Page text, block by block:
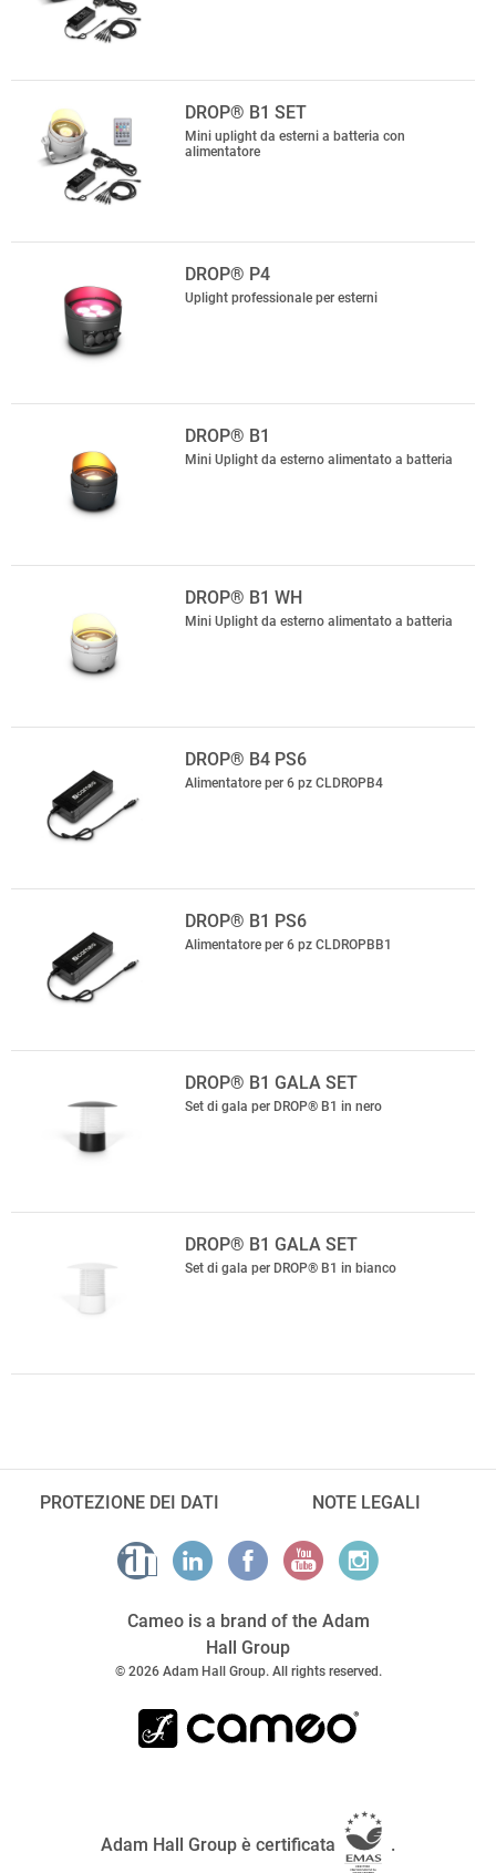
DROP® B1 SET
Mini uplight da esterni a batteria con
alimentatore
DROP® P4
Uplight professionale per esterni
DROP® B1
Mini Uplight da esterno alimentato a batteria
DROP® B1 WH
Mini Uplight da esterno alimentato a batteria
DROP® B4 PS6
Alimentatore per 6 pz CLDROPB4
DROP® B1 PS6
Alimentatore per 6 pz CLDROPBB1
DROP® B1 GALA SET
Set di gala per DROP® B1 in nero
DROP® B1 GALA SET
Set di gala per DROP® B1 in bianco
PROTEZIONE DEI DATI NOTE LEGALI
Cameo is a brand of the Adam
Hall Group
© 2026 Adam Hall Group. All rights reserved.
Adam Hall Group è certificata .